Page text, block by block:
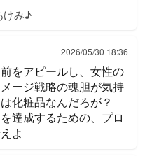
けみ♪
2026/05/30 18:36
をアピールし、女性の
ージ戦略の魂胆が気持
化粧品なんだろが？
達成するための、プロ
よ